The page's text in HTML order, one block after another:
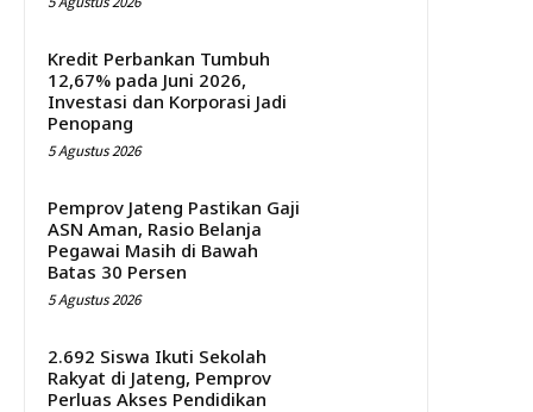
Kredit Perbankan Tumbuh
12,67% pada Juni 2026,
Investasi dan Korporasi Jadi
Penopang
5 Agustus 2026
Pemprov Jateng Pastikan Gaji
ASN Aman, Rasio Belanja
Pegawai Masih di Bawah
Batas 30 Persen
5 Agustus 2026
2.692 Siswa Ikuti Sekolah
Rakyat di Jateng, Pemprov
Perluas Akses Pendidikan